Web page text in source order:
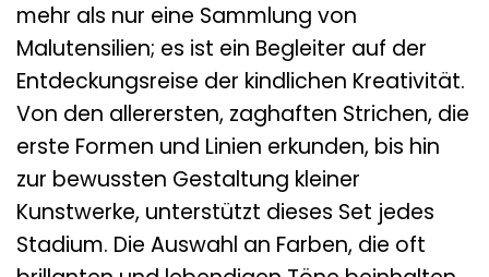
mehr als nur eine Sammlung von
Malutensilien; es ist ein Begleiter auf der
Entdeckungsreise der kindlichen Kreativität.
Von den allerersten, zaghaften Strichen, die
erste Formen und Linien erkunden, bis hin
zur bewussten Gestaltung kleiner
Kunstwerke, unterstützt dieses Set jedes
Stadium. Die Auswahl an Farben, die oft